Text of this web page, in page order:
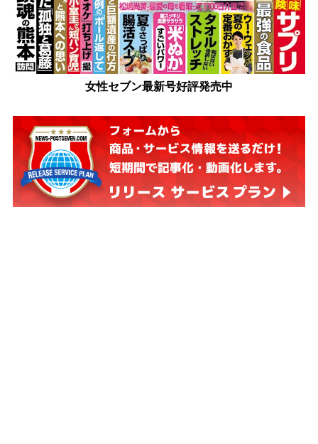
女性セブン最新号好評発売中